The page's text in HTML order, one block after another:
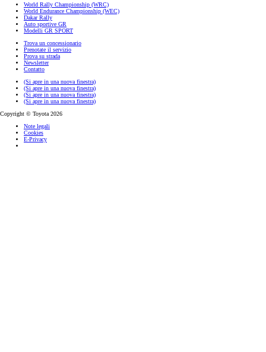
World Rally Championship (WRC)
World Endurance Championship (WEC)
Dakar Rally
Auto sportive GR
Modelli GR SPORT
Trova un concessionario
Prenotate il servizio
Prova su strada
Newsletter
Contatto
(Si apre in una nuova finestra)
(Si apre in una nuova finestra)
(Si apre in una nuova finestra)
(Si apre in una nuova finestra)
Copyright © Toyota 2026
Note legali
Cookies
E-Privacy